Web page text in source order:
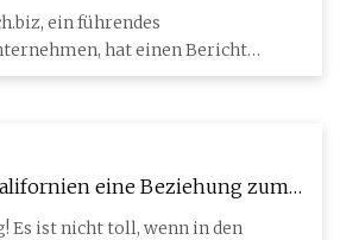
Alcoa, Dynacast
Die Casting, Endurance
ein führendes
hat einen Bericht
einer umfass
eine Beziehung zum